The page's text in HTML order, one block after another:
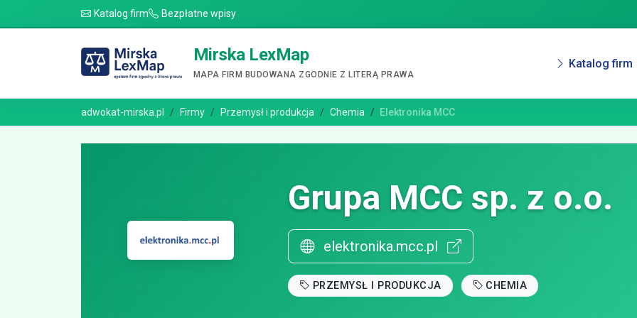
Katalog firm Bezpłatne wpisy
Mirska LexMap
MAPA FIRM BUDOWANA ZGODNIE Z LITERĄ PRAWA
Katalog firm
adwokat-mirska.pl Firmy Przemysł i produkcja Chemia Elektronika MCC
Grupa MCC sp. z o.o.
elektronika.mcc.pl
PRZEMYSŁ I PRODUKCJA CHEMIA